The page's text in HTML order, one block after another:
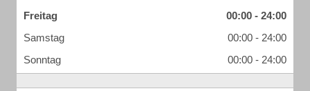
Freitag
00:00 - 24:00
Samstag
00:00 - 24:00
Sonntag
00:00 - 24:00